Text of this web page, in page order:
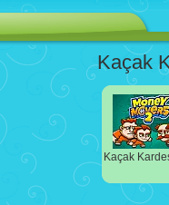
Kaçak
Kaçak